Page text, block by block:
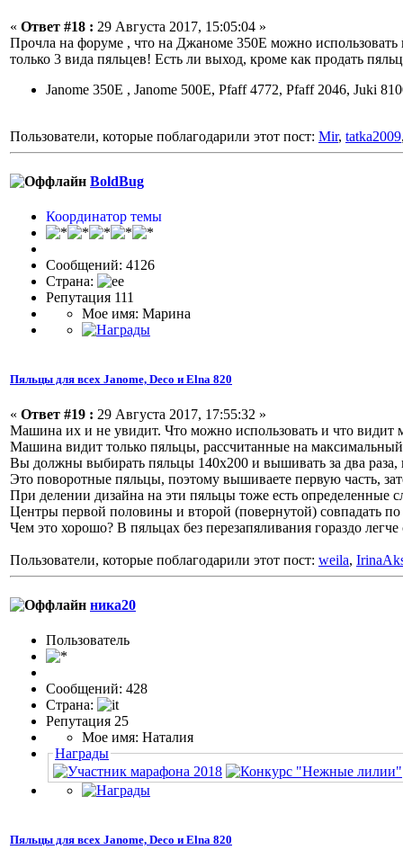
« Ответ #18 : 29 Августа 2017, 15:05:04 »
Прочла на форуме , что на Джаноме 350Е можно
только 3 вида пяльцев! Есть ли выход, кроме как продать
Janome 350Е , Janome 500Е, Pfaff 4772, Pfaff 2046, Juki
Пользователи, которые поблагодарили этот пост: Mir, tatka2009
BoldBug
Координатор темы
Сообщений: 4126
Страна:
Репутация 111
Мое имя: Марина
Пяльцы для всех Janome, Deco и Elna 820
« Ответ #19 : 29 Августа 2017, 17:55:32 »
Машина их и не увидит. Что можно использовать и что
Машина видит только пяльцы, рассчитанные на максимальный
Вы должны выбирать пяльцы 140х200 и вышивать за два раза,
Это поворотные пяльцы, поэтому вышиваете первую часть,
При делении дизайна на эти пяльцы тоже есть определенные
Центры первой половины и второй (повернутой) совпадать по
Чем это хорошо? В пяльцах без перезапяливания гораздо
Пользователи, которые поблагодарили этот пост: weila,
ника20
Пользовaтeль
Сообщений: 428
Страна:
Репутация 25
Мое имя: Наталия
Награды
Пяльцы для всех Janome, Deco и Elna 820